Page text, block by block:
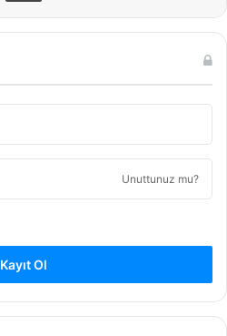
Unuttunuz mu?
Kayıt Ol